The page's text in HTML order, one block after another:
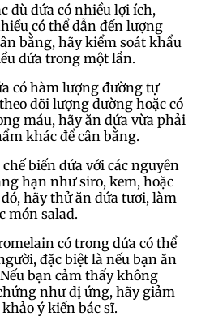
dù dứa có nhiều lợi ích,
có thể dẫn đến lượng
bằng, hãy kiểm soát khẩu
dứa trong một lần.
có hàm lượng đường tự
dõi lượng đường hoặc có
máu, hãy ăn dứa vừa phải
khác để cân bằng.
biến dứa với các nguyên
hạn như siro, kem, hoặc
hãy thử ăn dứa tươi, làm
món salad.
có trong dứa có thể
đặc biệt là nếu bạn ăn
bạn cảm thấy không
như dị ứng, hãy giảm
ý kiến bác sĩ.